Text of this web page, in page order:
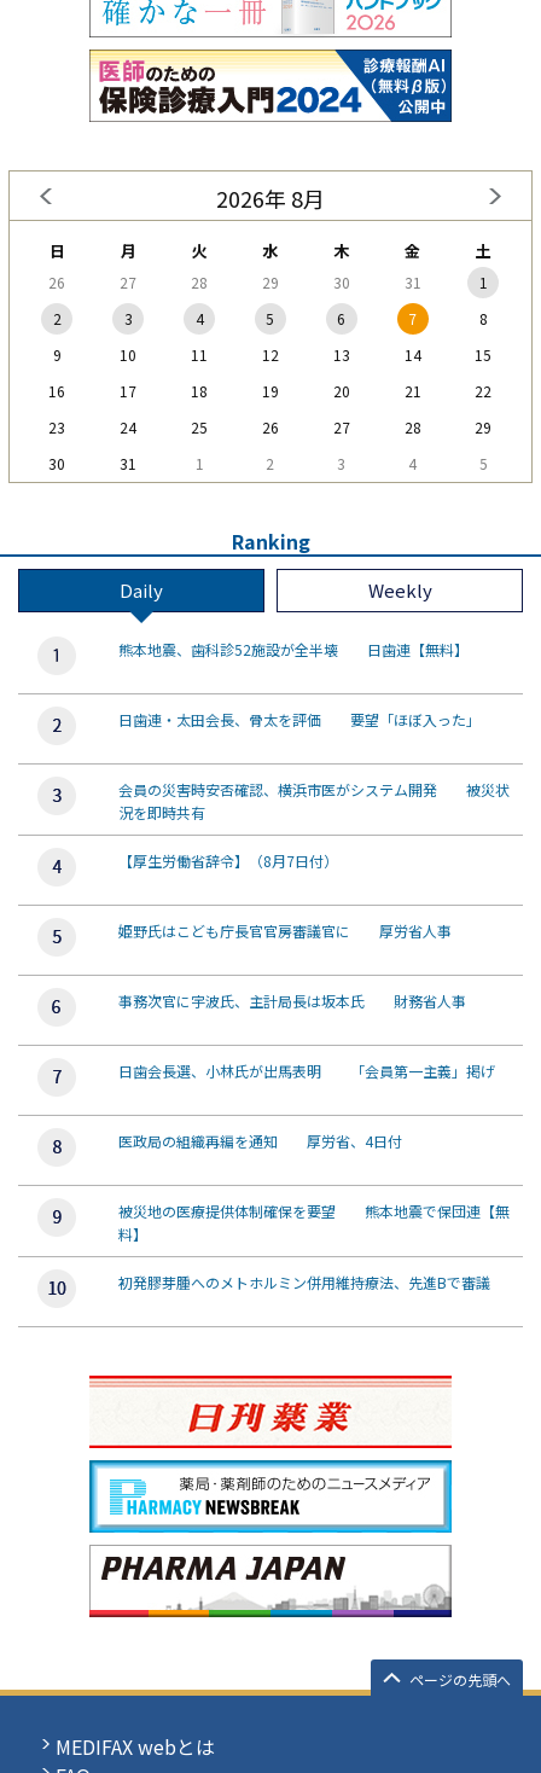
2026年 8月
日 月 火 水 木 金 土
26 27 28 29 30 31
1
2
3 4 5 6 7
8
9
10 11 12 13 14
15
16
17 18 19 20 21
22
23
24 25 26 27 28
29
30
31 1 2 3 4 5
Ranking
Daily Weekly
熊本地震、歯科診52施設が全半壊 日歯連【無料】
日歯連・太田会長、骨太を評価 要望「ほぼ入った」
会員の災害時安否確認、横浜市医がシステム開発 被災状
況を即時共有
【厚生労働省辞令】（8月7日付）
姫野氏はこども庁長官官房審議官に 厚労省人事
事務次官に宇波氏、主計局長は坂本氏 財務省人事
日歯会長選、小林氏が出馬表明 「会員第一主義」掲げ
医政局の組織再編を通知 厚労省、4日付
被災地の医療提供体制確保を要望 熊本地震で保団連【無
料】
初発膠芽腫へのメトホルミン併用維持療法、先進Bで審議
ページの先頭へ
MEDIFAX webとは